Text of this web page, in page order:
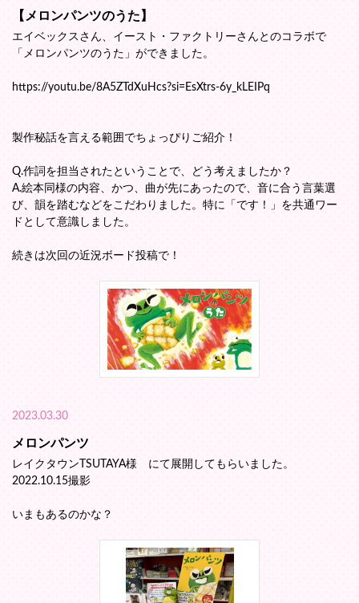
【メロンパンツのうた】
エイベックスさん、イースト・ファクトリーさんとのコラボで
「メロンパンツのうた」ができました。
https://youtu.be/8A5ZTdXuHcs?si=EsXtrs-6y_kLEIPq
製作秘話を言える範囲でちょっぴりご紹介！
Q.作詞を担当されたということで、どう考えましたか？
A.絵本同様の内容、かつ、曲が先にあったので、音に合う言葉選
び、韻を踏むなどをこだわりました。特に「です！」を共通ワー
ドとして意識しました。
続きは次回の近況ボード投稿で！
2023.03.30
メロンパンツ
レイクタウンTSUTAYA様 にて展開してもらいました。
2022.10.15撮影
いまもあるのかな？